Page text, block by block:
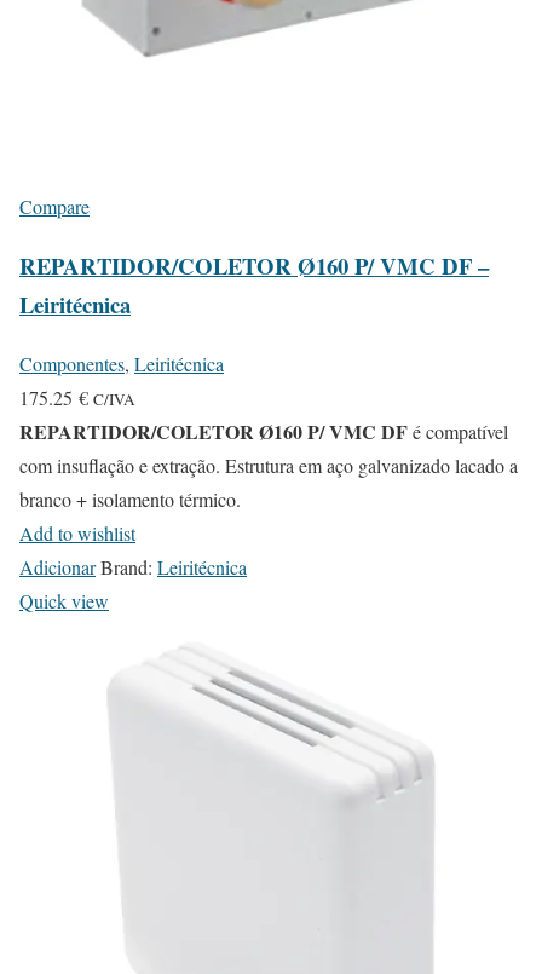
Compare
REPARTIDOR/COLETOR Ø160 P/ VMC DF –
Leiritécnica
Componentes, Leiritécnica
175.25 € C/IVA
REPARTIDOR/COLETOR Ø160 P/ VMC DFé compatível
com insuflação e extração. Estrutura em aço galvanizado lacado a
branco + isolamento térmico.
Add to wishlist
AdicionarBrand: Leiritécnica
Quick view